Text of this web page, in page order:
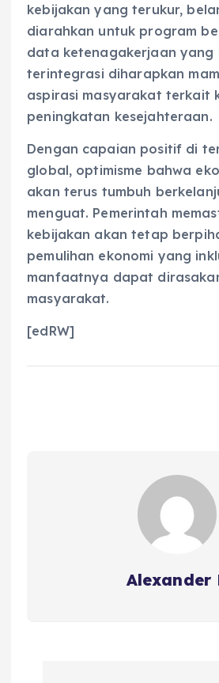
kebijakan yang terukur,
diarahkan untuk program
data ketenagakerjaan yang
terintegrasi diharapkan
aspirasi masyarakat terkait
peningkatan kesejahteraan.
Dengan capaian positif di
global, optimisme bahwa
akan terus tumbuh
menguat. Pemerintah
kebijakan akan tetap
pemulihan ekonomi yang
manfaatnya dapat
masyarakat.
[edRW]
Alexander